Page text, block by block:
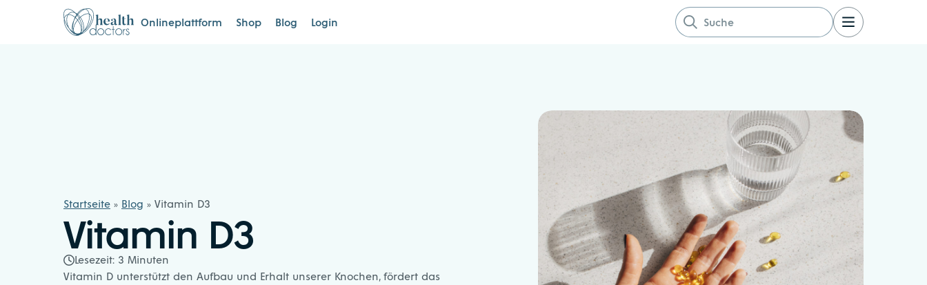
Zum Inhalt springen
Healthdoctors Onlineplattform Shop Blog Login
Suche nach:
Startseite » Blog » Vitamin D3
Vitamin D3
Lesezeit: 3 Minuten
Vitamin D unterstützt den Aufbau und Erhalt unserer Knochen, fördert das